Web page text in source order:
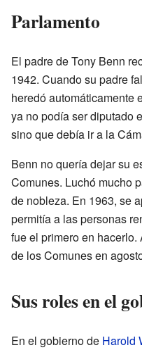
Parlamento
El padre de Tony Benn
1942. Cuando su padre
heredó automáticamente
ya no podía ser diputado
sino que debía ir a la
Benn no quería dejar su
Comunes. Luchó mucho
de nobleza. En 1963, se
permitía a las personas
fue el primero en
de los Comunes en
Sus roles en el
En el gobierno de Harold